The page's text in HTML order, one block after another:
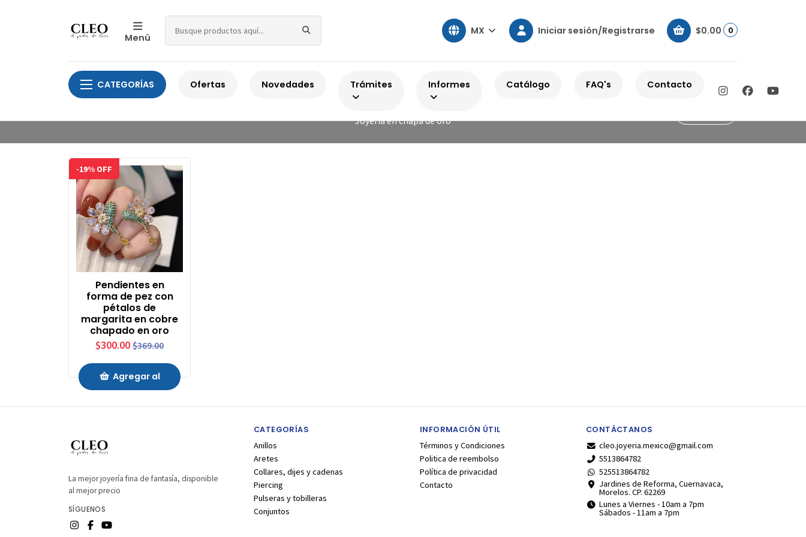
Menú
MX Iniciar sesión/Registrarse $0.00 0
CATEGORÍAS Ofertas Novedades Trámites Informes Catálogo FAQ's Contacto
Chapa de oro
Joyería en chapa de oro
-19% OFF
Pendientes en
forma de pez con
pétalos de
margarita en cobre
chapado en oro
$300.00 $369.00
Agregar al
Carrito
La mejor joyería fina de fantasía, disponible
al mejor precio
SÍGUENOS
CATEGORÍAS
Anillos
Aretes
Collares, dijes y cadenas
Piercing
Pulseras y tobilleras
Conjuntos
INFORMACIÓN ÚTIL
Términos y Condiciones
Politica de reembolso
Política de privacidad
Contacto
CONTÁCTANOS
cleo.joyeria.mexico@gmail.com
5513864782
525513864782
Jardines de Reforma, Cuernavaca,
Morelos. CP. 62269
Lunes a Viernes - 10am a 7pm
Sábados - 11am a 7pm